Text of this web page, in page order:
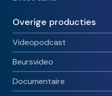
Overige producties
Videopodcast
Beursvideo
Documentaire